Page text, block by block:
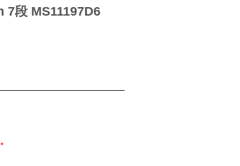
7段 MS11197D6